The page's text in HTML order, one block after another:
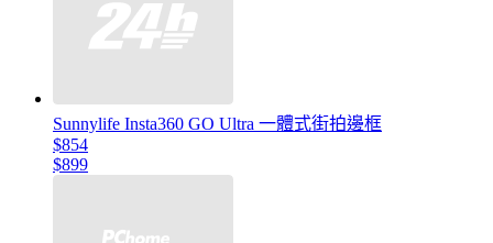
Sunnylife Insta360 GO Ultra 一體式街拍邊框
$854
$899